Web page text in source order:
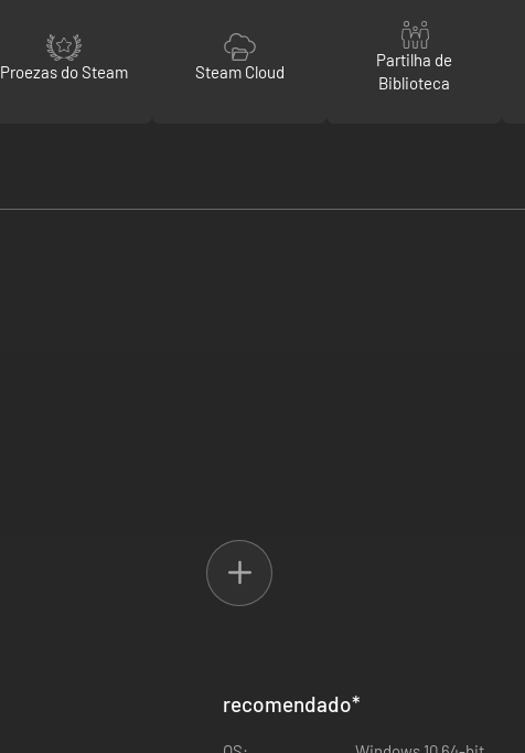
Proezas do Steam Steam Cloud
Partilha de
Biblioteca
recomendado*